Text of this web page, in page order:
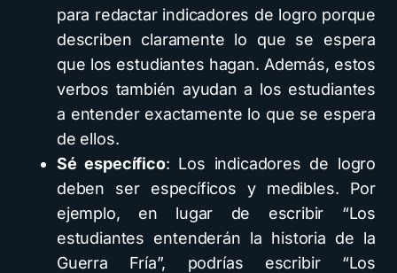
para redactar indicadores de logro porque
describen claramente lo que se espera
que los estudiantes hagan. Además, estos
verbos también ayudan a los estudiantes
a entender exactamente lo que se espera
de ellos.
Sé específico: Los indicadores de logro
deben ser específicos y medibles. Por
ejemplo, en lugar de escribir “Los
estudiantes entenderán la historia de la
Guerra Fría”, podrías escribir “Los